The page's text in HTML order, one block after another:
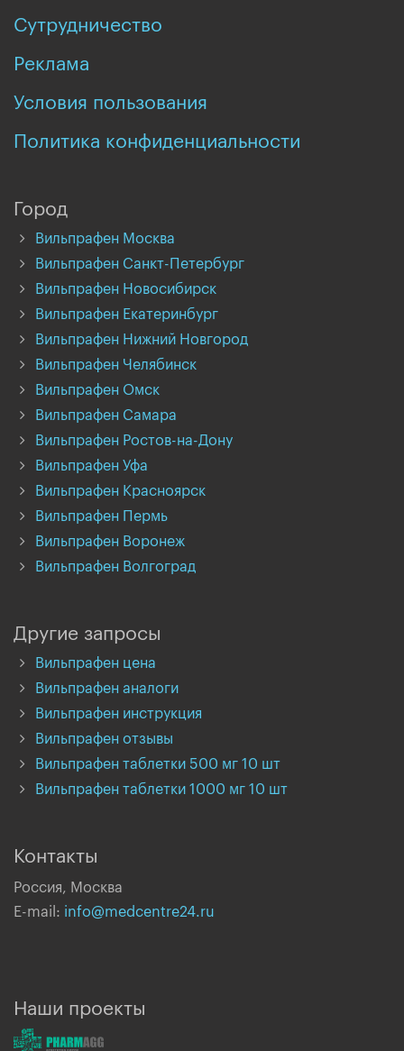
Сутрудничество
Реклама
Условия пользования
Политика конфиденциальности
Город
Вильпрафен Москва
Вильпрафен Санкт-Петербург
Вильпрафен Новосибирск
Вильпрафен Екатеринбург
Вильпрафен Нижний Новгород
Вильпрафен Челябинск
Вильпрафен Омск
Вильпрафен Самара
Вильпрафен Ростов-на-Дону
Вильпрафен Уфа
Вильпрафен Красноярск
Вильпрафен Пермь
Вильпрафен Воронеж
Вильпрафен Волгоград
Другие запросы
Вильпрафен цена
Вильпрафен аналоги
Вильпрафен инструкция
Вильпрафен отзывы
Вильпрафен таблетки 500 мг 10 шт
Вильпрафен таблетки 1000 мг 10 шт
Контакты
Россия, Москва
E-mail: info@medcentre24.ru
Наши проекты